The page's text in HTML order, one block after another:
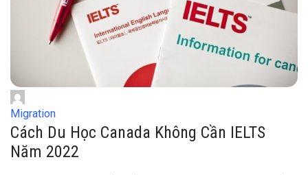
Migration
Cách Du Học Canada Không Cần IELTS
Năm 2022